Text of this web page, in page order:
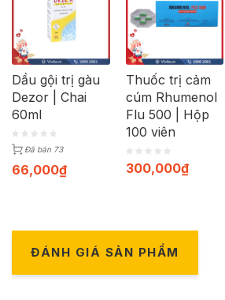
Dầu gội trị gàu
Dezor | Chai
60ml
Đã bán 73
66,000₫
Thuốc trị cảm
cúm Rhumenol
Flu 500 | Hộp
100 viên
300,000₫
ĐÁNH GIÁ SẢN PHẨM